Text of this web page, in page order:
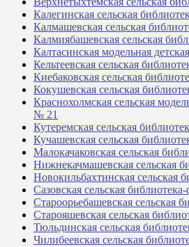
Калегинская сельская
Калмашевская сельская
Калмиябашевская сельская
Калтасинская модельная
Кельтеевская сельская
Киебаковская сельская
Кокушевская сельская
Краснохолмская сельская
№ 21
Кутеремская сельская
Кучашевская сельская
Малокачаковская сельская
Нижнекачмашевская сельская
Новокильбахтинская сельская
Сазовская сельская
Староорьебашевская сельская
Старояшевская сельская
Тюльдинская сельская
Чилибеевская сельская